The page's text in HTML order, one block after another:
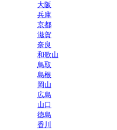
大阪
兵庫
京都
滋賀
奈良
和歌山
鳥取
島根
岡山
広島
山口
徳島
香川